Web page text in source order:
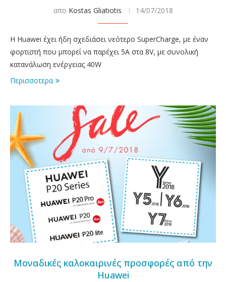
απο Kostas Gliatiotis 14/07/2018
Η Huawei έχει ήδη σχεδιάσει νεότερο SuperCharge, με έναν
φορτιστή που μπορεί να παρέχει 5A στα 8V, με συνολική
κατανάλωση ενέργειας 40W
Περισσοτερα
Μοναδικές καλοκαιρινές προσφορές από την
Huawei